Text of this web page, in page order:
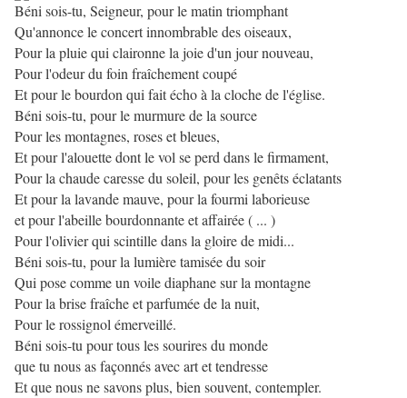
Béni sois-tu, Seigneur, pour le matin triomphant
Qu'annonce le concert innombrable des oiseaux,
Pour la pluie qui claironne la joie d'un jour nouveau,
Pour l'odeur du foin fraîchement coupé
Et pour le bourdon qui fait écho à la cloche de l'église.
Béni sois-tu, pour le murmure de la source
Pour les montagnes, roses et bleues,
Et pour l'alouette dont le vol se perd dans le firmament,
Pour la chaude caresse du soleil, pour les genêts éclatants
Et pour la lavande mauve, pour la fourmi laborieuse
et pour l'abeille bourdonnante et affairée ( ... )
Pour l'olivier qui scintille dans la gloire de midi...
Béni sois-tu, pour la lumière tamisée du soir
Qui pose comme un voile diaphane sur la montagne
Pour la brise fraîche et parfumée de la nuit,
Pour le rossignol émerveillé.
Béni sois-tu pour tous les sourires du monde
que tu nous as façonnés avec art et tendresse
Et que nous ne savons plus, bien souvent, contempler.